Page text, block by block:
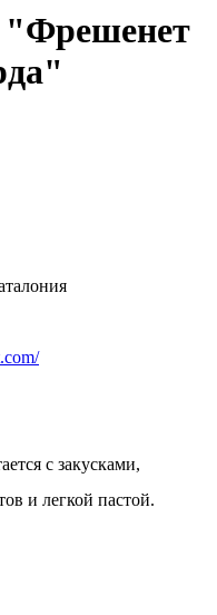
"Фрешенет
с закусками,
и легкой пастой.